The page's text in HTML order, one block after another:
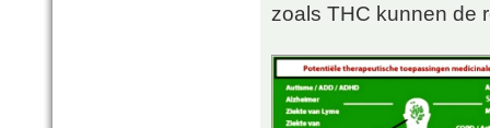
zoals THC kunnen de